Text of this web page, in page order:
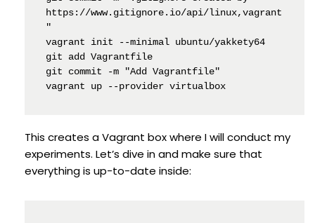
https://www.gitignore.io/api/linux,vagrant
"
vagrant init --minimal ubuntu/yakkety64
git add Vagrantfile
git commit -m "Add Vagrantfile"
vagrant up --provider virtualbox
This creates a Vagrant box where I will conduct my
experiments. Let’s dive in and make sure that
everything is up-to-date inside: